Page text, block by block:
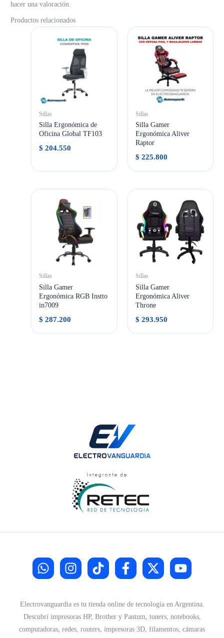
hacer una valoración.
Productos relacionados
Sillas
Silla Ergonómica de
Oficina Global TF103
$ 204.550
Sillas
Silla Gamer
Ergonómica Aliver
Raptor
$ 225.800
Sillas
Silla Gamer
Ergonómica RGB Instto
in7009
$ 287.200
Sillas
Silla Gamer
Ergonómica Aliver
Throne
$ 293.950
Electrovanguardia es tu tienda online de tecnología en Argentina.
Descubrí impresoras HP, Brother y Pantum, toners, notebooks,
computadoras, redes, routers, impresoras 3D, filamentos, cámaras